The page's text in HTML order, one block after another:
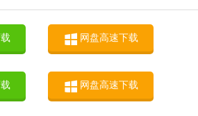
网盘高速下载
网盘高速下载